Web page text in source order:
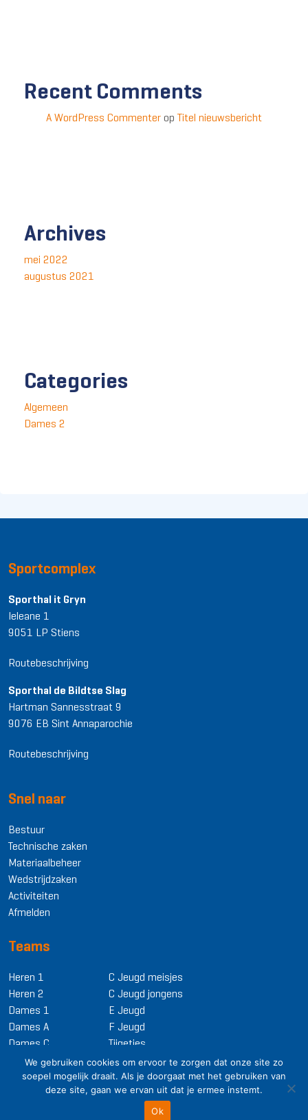
Recent Comments
A WordPress Commenter opTitel nieuwsbericht
Archives
mei 2022
augustus 2021
Categories
Algemeen
Dames 2
Sportcomplex
Sporthal it Gryn
Ieleane 1
9051 LP Stiens
Routebeschrijving
Sporthal de Bildtse Slag
Hartman Sannesstraat 9
9076 EB Sint Annaparochie
Routebeschrijving
Snel naar
Bestuur
Technische zaken
Materiaalbeheer
Wedstrijdzaken
Activiteiten
Afmelden
Teams
Heren 1
Heren 2
Dames 1
Dames A
Dames C
C Jeugd meisjes
C Jeugd jongens
E Jeugd
F Jeugd
Tijgetjes
We gebruiken cookies om ervoor te zorgen dat onze site zo
soepel mogelijk draait. Als je doorgaat met het gebruiken van
deze site, gaan we ervan uit dat je ermee instemt.
Ok